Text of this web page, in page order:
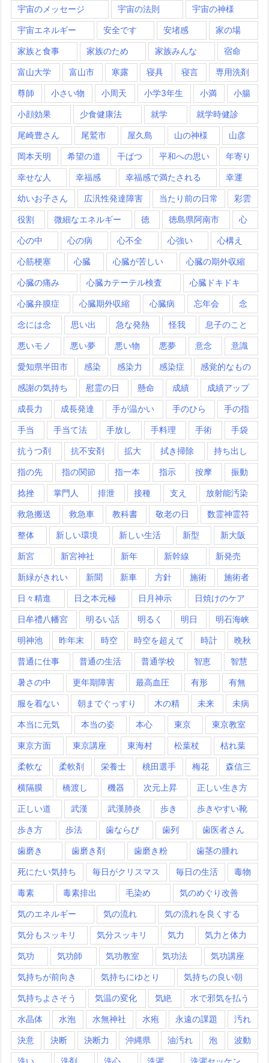
宇宙のメッセージ 宇宙の法則 宇宙の神様
宇宙エネルギー 安全です 安堵感 家の場
家族と食事 家族のため 家族みんな 宿命
富山大学 富山市 寒露 寝具 寝言 専用洗剤
尊師 小さい物 小周天 小学3年生 小満 小腸
小顔効果 少食健康法 就学 就学時健診
尾崎豊さん 尾鷲市 屋久島 山の神様 山彦
岡本天明 希望の道 干ばつ 平和への思い 年寄り
幸せな人 幸福感 幸福感で満たされる 幸運
幼いお子さん 広汎性発達障害 当たり前の日常 彩雲
役割 微細なエネルギー 徳 徳島県阿南市 心
心の中 心の病 心不全 心強い 心構え
心筋梗塞 心臓 心臓が苦しい 心臓の期外収縮
心臓の痛み 心臓カテーテル検査 心臓ドキドキ
心臓弁膜症 心臓期外収縮 心臓病 忘年会 念
念には念 思い出 急な発熱 怪我 息子のこと
悪いモノ 悪い夢 悪い物 悪夢 意念 意識
愛知県半田市 感染 感染力 感染症 感覚的なもの
感謝の気持ち 慰霊の日 懸命 成績 成績アップ
成長力 成長発達 手が温かい 手のひら 手の指
手当 手当て法 手放し 手料理 手術 手袋
抗うつ剤 抗不安剤 拡大 拭き掃除 持ち出し
指の先 指の関節 指一本 指示 按摩 振動
捻挫 掌門人 排泄 接種 支え 放射能汚染
救急搬送 救急車 教科書 敬老の日 数霊神霊符
整体 新しい環境 新しい生活 新型 新大阪
新宮 新宮神社 新年 新幹線 新発売
新緑がきれい 新聞 新車 方針 施術 施術者
日々精進 日之本元極 日月神示 日焼けのケア
日牟禮八幡宮 明るい話 明るく 明日 明石海峡
明神池 昨年末 時空 時空を超えて 時計 晩秋
普通に仕事 普通の生活 普通学校 智恵 智慧
暑さの中 更年期障害 最高血圧 有形 有無
服を着ない 朝までぐっすり 木の精 未来 未病
本当に元気 本当の姿 本心 東京 東京教室
東京方面 東京講座 東海村 松葉杖 枯れ葉
柔軟な 柔軟剤 栄養士 桃田選手 梅花 森信三
横隔膜 橋渡し 機器 次元上昇 正しい生き方
正しい道 武漢 武漢肺炎 歩き 歩きやすい靴
歩き方 歩法 歯ならび 歯列 歯医者さん
歯磨き 歯磨き剤 歯磨き粉 歯茎の腫れ
死にたい気持ち 毎日がクリスマス 毎日の生活 毒物
毒素 毒素排出 毛染め 気のめぐり改善
気のエネルギー 気の流れ 気の流れを良くする
気分もスッキリ 気分スッキリ 気力 気力と体力
気功 気功師 気功教室 気功法 気功講座
気持ちが前向き 気持ちにゆとり 気持ちの良い朝
気持ちよさそう 気温の変化 気絶 水で邪気を払う
水晶体 水泡 水無神社 水疱 永遠の課題 汚れ
決意 決断 決断力 沖縄県 油汚れ 泡 波動
洗い 洗剤 洗心 洗濯 洗濯セッケン